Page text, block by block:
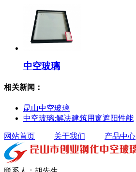
中空玻璃
相关新闻：
昆山中空玻璃
中空玻璃:解决建筑用窗遮阳性能
网站首页 关于我们 产品中心